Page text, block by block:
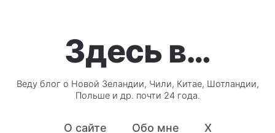
Здесь в…
Веду блог о Новой Зеландии, Чили, Китае, Шотландии,
Польше и др. почти 24 года.
О сайте Обо мне X